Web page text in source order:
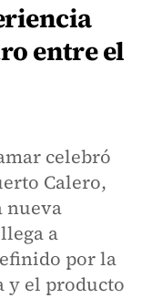
entre el
celebró
Calero,
nueva
a
por la
y el producto